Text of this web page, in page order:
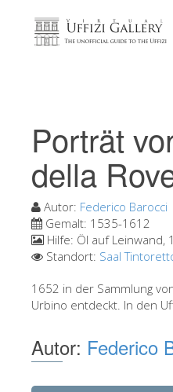
Home
Besucher
Die Uffizien
Jetzt buchen
Virtuelle Tour
Die
Die Säle
Porträt
della
Autor: Federico Barocci
Gemalt: 1535-1612
Hilfe: Öl auf Leinwand,
Standort: Saal
1652 in der Sammlung
Urbino entdeckt. In den
Autor: Federico